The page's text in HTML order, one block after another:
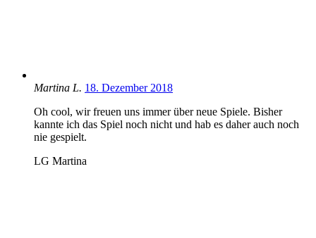
Martina L. 18. Dezember 2018
Oh cool, wir freuen uns immer über neue Spiele. Bisher
kannte ich das Spiel noch nicht und hab es daher auch noch
nie gespielt.
LG Martina